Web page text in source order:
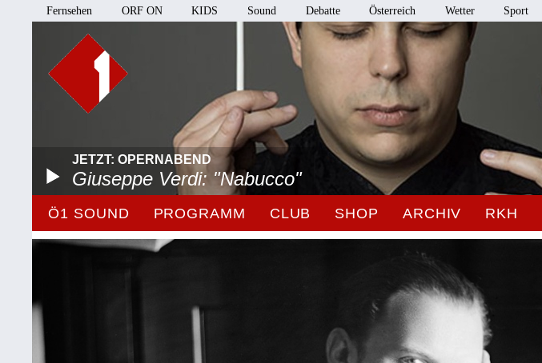
Fernsehen ORF ON KIDS Sound Debatte Österreich Wetter Sport
JETZT: OPERNABEND
Giuseppe Verdi: "Nabucco"
Ö1 SOUND PROGRAMM CLUB SHOP ARCHIV RKH